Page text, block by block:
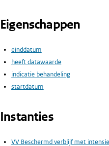
Eigenschappen
einddatum
heeft datawaarde
indicatie behandeling
startdatum
Instanties
VV Beschermd verblijf met